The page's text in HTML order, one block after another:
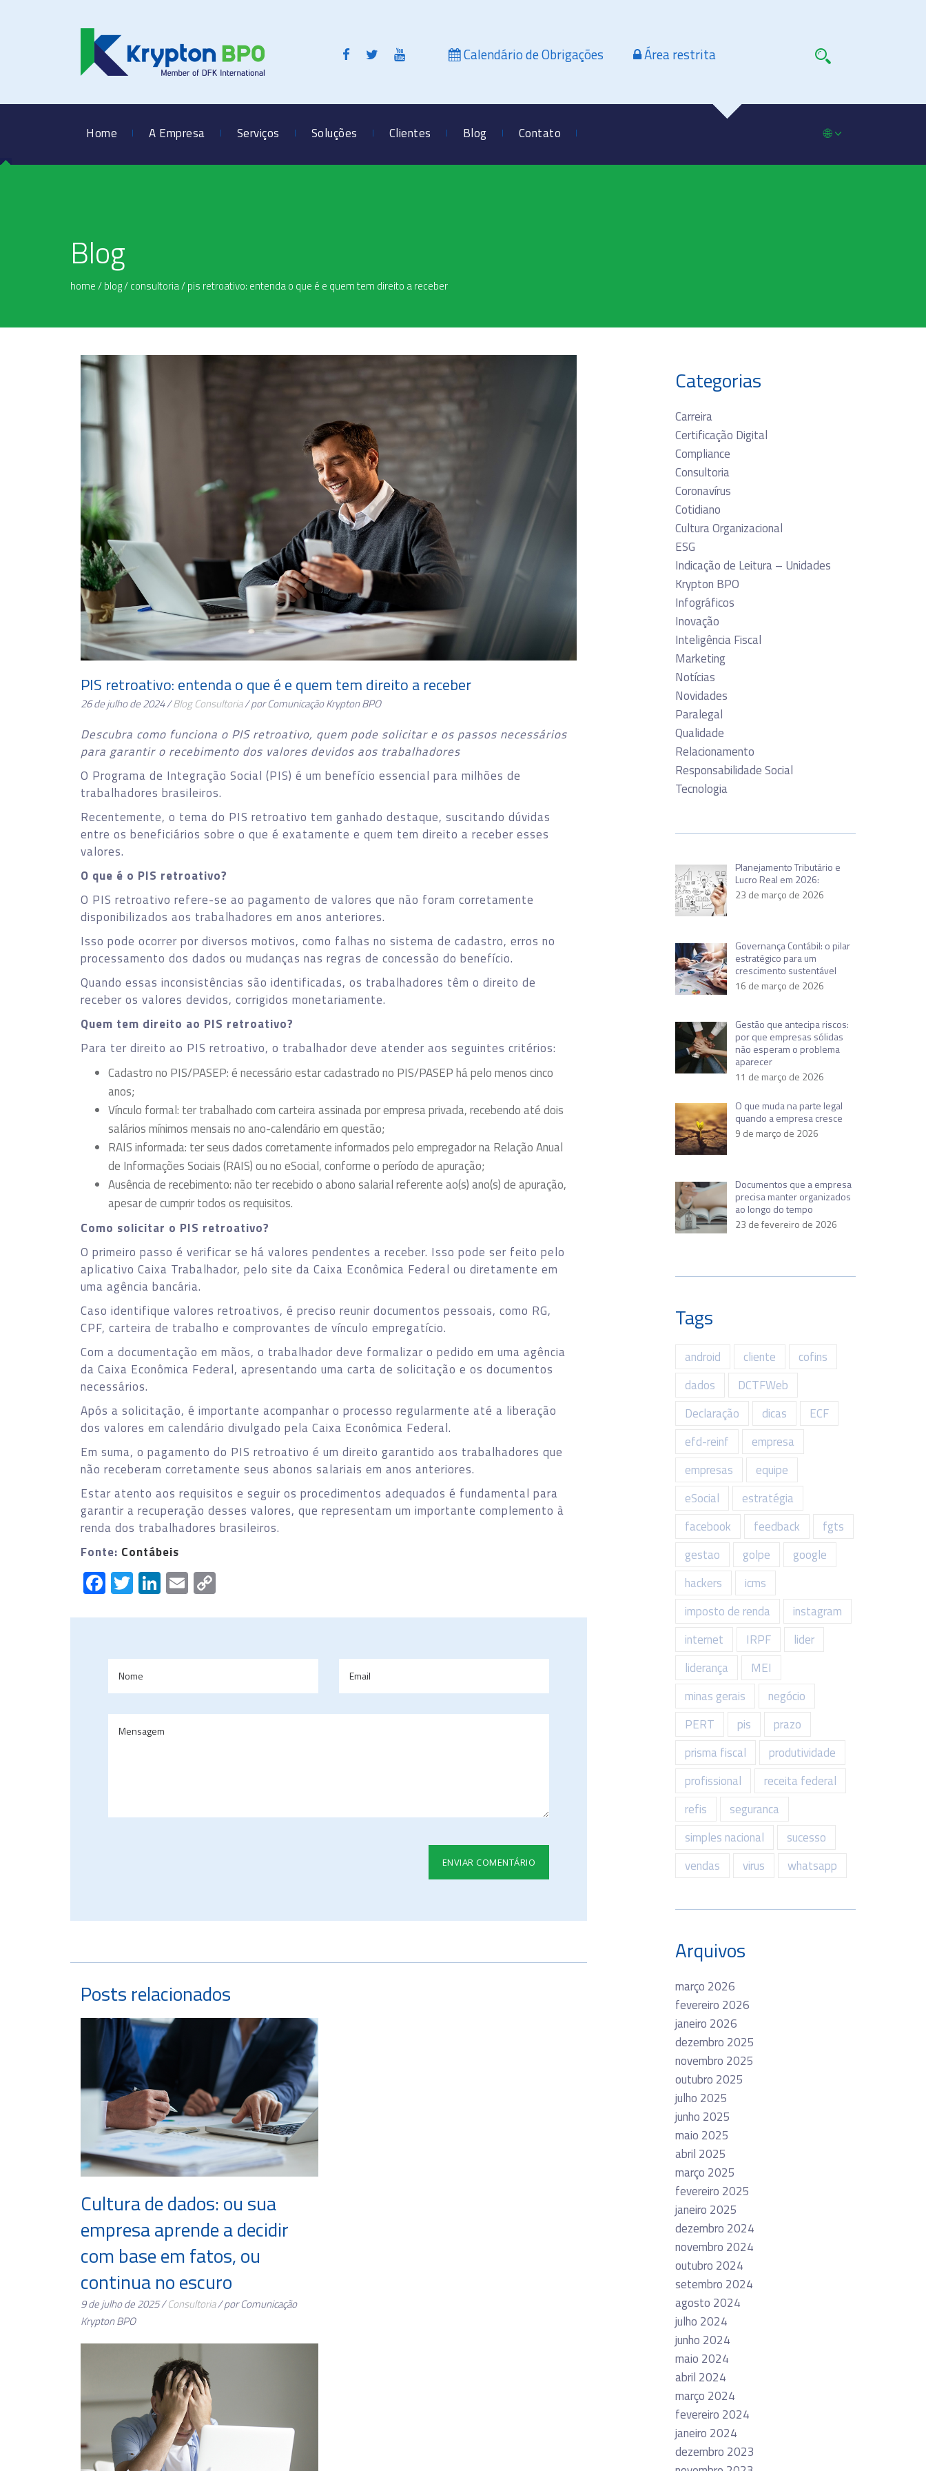
Calendário de Obrigações Área restrita
Home A Empresa Serviços Soluções Clientes Blog Contato 🌐
Blog
home/blog/consultoria/pis retroativo: entenda o que é e quem tem direito a receber
PIS retroativo: entenda o que é e quem tem direito a receber
26 de julho de 2024 /Blog Consultoria/ por Comunicação Krypton BPO
Descubra como funciona o PIS retroativo, quem pode solicitar e os passos necessários
para garantir o recebimento dos valores devidos aos trabalhadores
O Programa de Integração Social (PIS) é um benefício essencial para milhões de
trabalhadores brasileiros.
Recentemente, o tema do PIS retroativo tem ganhado destaque, suscitando dúvidas
entre os beneficiários sobre o que é exatamente e quem tem direito a receber esses
valores.
O que é o PIS retroativo?
O PIS retroativo refere-se ao pagamento de valores que não foram corretamente
disponibilizados aos trabalhadores em anos anteriores.
Isso pode ocorrer por diversos motivos, como falhas no sistema de cadastro, erros no
processamento dos dados ou mudanças nas regras de concessão do benefício.
Quando essas inconsistências são identificadas, os trabalhadores têm o direito de
receber os valores devidos, corrigidos monetariamente.
Quem tem direito ao PIS retroativo?
Para ter direito ao PIS retroativo, o trabalhador deve atender aos seguintes critérios:
Cadastro no PIS/PASEP: é necessário estar cadastrado no PIS/PASEP há pelo menos cinco
anos;
Vínculo formal: ter trabalhado com carteira assinada por empresa privada, recebendo até dois
salários mínimos mensais no ano-calendário em questão;
RAIS informada: ter seus dados corretamente informados pelo empregador na Relação Anual
de Informações Sociais (RAIS) ou no eSocial, conforme o período de apuração;
Ausência de recebimento: não ter recebido o abono salarial referente ao(s) ano(s) de apuração,
apesar de cumprir todos os requisitos.
Como solicitar o PIS retroativo?
O primeiro passo é verificar se há valores pendentes a receber. Isso pode ser feito pelo
aplicativo Caixa Trabalhador, pelo site da Caixa Econômica Federal ou diretamente em
uma agência bancária.
Caso identifique valores retroativos, é preciso reunir documentos pessoais, como RG,
CPF, carteira de trabalho e comprovantes de vínculo empregatício.
Com a documentação em mãos, o trabalhador deve formalizar o pedido em uma agência
da Caixa Econômica Federal, apresentando uma carta de solicitação e os documentos
necessários.
Após a solicitação, é importante acompanhar o processo regularmente até a liberação
dos valores em calendário divulgado pela Caixa Econômica Federal.
Em suma, o pagamento do PIS retroativo é um direito garantido aos trabalhadores que
não receberam corretamente seus abonos salariais em anos anteriores.
Estar atento aos requisitos e seguir os procedimentos adequados é fundamental para
garantir a recuperação desses valores, que representam um importante complemento à
renda dos trabalhadores brasileiros.
Fonte: Contábeis
Facebook
Twitter
LinkedIn
Email
Posts relacionados
Cultura de dados: ou sua
empresa aprende a decidir
com base em fatos, ou
continua no escuro
9 de julho de 2025 /Consultoria/ por Comunicação
Krypton BPO
Categorias
Carreira
Certificação Digital
Compliance
Consultoria
Coronavírus
Cotidiano
Cultura Organizacional
ESG
Indicação de Leitura – Unidades
Krypton BPO
Infográficos
Inovação
Inteligência Fiscal
Marketing
Notícias
Novidades
Paralegal
Qualidade
Relacionamento
Responsabilidade Social
Tecnologia
Planejamento Tributário e
Lucro Real em 2026:
23 de março de 2026
Governança Contábil: o pilar
estratégico para um
crescimento sustentável
16 de março de 2026
Gestão que antecipa riscos:
por que empresas sólidas
não esperam o problema
aparecer
11 de março de 2026
O que muda na parte legal
quando a empresa cresce
9 de março de 2026
Documentos que a empresa
precisa manter organizados
ao longo do tempo
23 de fevereiro de 2026
Tags
android cliente
cofins
dados
DCTFWeb
Declaração
dicas
ECF
efd-reinf
empresa
empresas
equipe
eSocial
estratégia
facebook
feedback
fgts
gestao
golpe
google
hackers
icms
imposto de renda
instagram
internet
IRPF
lider
liderança
MEI
minas gerais
negócio
PERT
pis
prazo
prisma fiscal
produtividade
profissional
receita federal
refis
seguranca
simples nacional
sucesso
vendas
virus whatsapp
Arquivos
março 2026
fevereiro 2026
janeiro 2026
dezembro 2025
novembro 2025
outubro 2025
julho 2025
junho 2025
maio 2025
abril 2025
março 2025
fevereiro 2025
janeiro 2025
dezembro 2024
novembro 2024
outubro 2024
setembro 2024
agosto 2024
julho 2024
junho 2024
maio 2024
abril 2024
março 2024
fevereiro 2024
janeiro 2024
dezembro 2023